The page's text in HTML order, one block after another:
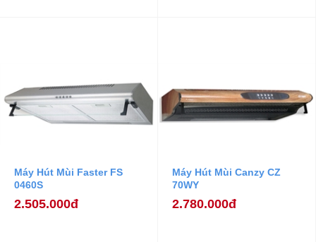
Máy Hút Mùi Faster FS
0460S
2.505.000đ
Máy Hút Mùi Canzy CZ
70WY
2.780.000đ